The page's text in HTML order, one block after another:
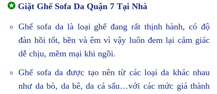
✪ Giặt Ghế Sofa Da Quận 7 Tại Nhà
Ghế sofa da là loại ghế đang rất thịnh hành, có độ
đàn hồi tốt, bền và êm vì vậy luôn đem lại cảm giác
dễ chịu, mềm mại khi ngồi.
Ghế sofa da được tạo nên từ các loại da khác nhau
như da bò, da bê, da cá sấu…với các mức giá thành